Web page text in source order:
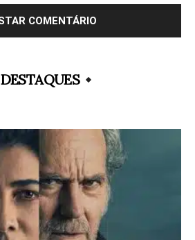
DESTAQUES